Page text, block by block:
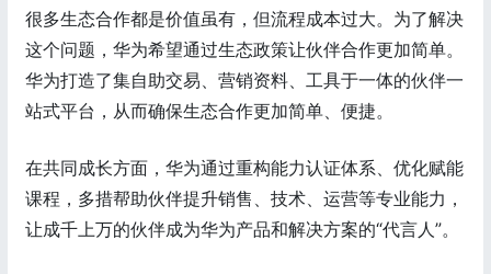
很多生态合作都是价值虽有，但流程成本过大。为了解决
这个问题，华为希望通过生态政策让伙伴合作更加简单。
华为打造了集自助交易、营销资料、工具于一体的伙伴一
站式平台，从而确保生态合作更加简单、便捷。
在共同成长方面，华为通过重构能力认证体系、优化赋能
课程，多措帮助伙伴提升销售、技术、运营等专业能力，
让成千上万的伙伴成为华为产品和解决方案的“代言人”。